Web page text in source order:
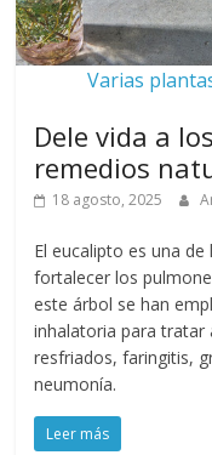
Varias
Dele vida a
remedios
18 agosto, 2025
El eucalipto es una
fortalecer los
este árbol se han
inhalatoria para
resfriados, faringitis,
neumonía.
Leer más